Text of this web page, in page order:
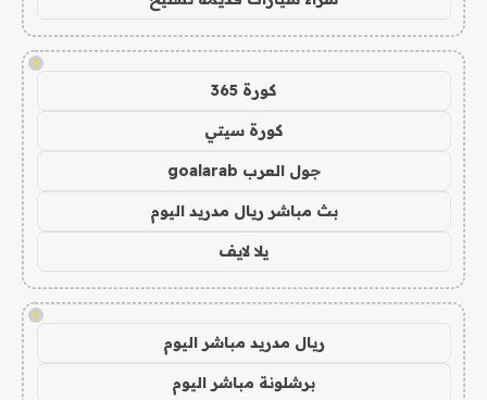
!
كورة 365
كورة سيتي
جول العرب goalarab
بث مباشر ريال مدريد اليوم
يلا لايف
!
ريال مدريد مباشر اليوم
برشلونة مباشر اليوم